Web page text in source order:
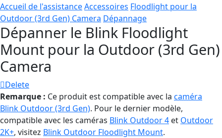
Accueil de l'assistanceAccessoires Floodlight pour la
Outdoor (3rd Gen) Camera Dépannage
Dépanner le Blink Floodlight
Mount pour la Outdoor (3rd Gen)
Camera
Delete
Remarque : Ce produit est compatible avec la caméra
Blink Outdoor (3rd Gen). Pour le dernier modèle,
compatible avec les caméras Blink Outdoor 4 et Outdoor
2K+, visitez Blink Outdoor Floodlight Mount.